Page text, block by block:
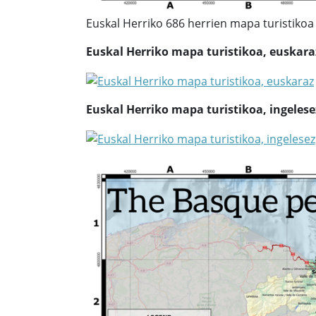
Euskal Herriko 686 herrien mapa turistikoa
Euskal Herriko mapa turistikoa,
Euskal Herriko mapa turistikoa,